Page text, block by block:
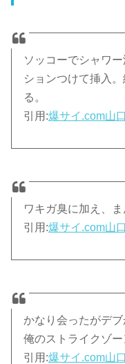
ソッコーでシャワ
ションつけて挿入
る。
引用:爆サイ.com山
ワキガ臭に加え、
引用:爆サイ.com山
かなり会ったがデ
俺のストライクゾー
引用:爆サイ.com山